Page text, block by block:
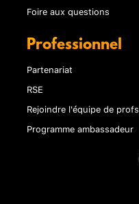
Foire aux questions
Professionnel
Partenariat
RSE
Rejoindre l'équipe de profs
Programme ambassadeur